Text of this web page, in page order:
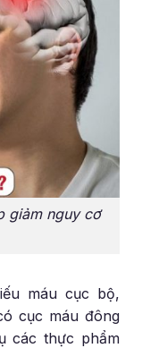
giảm nguy cơ
máu cục bộ,
cục máu đông
các thực phẩm